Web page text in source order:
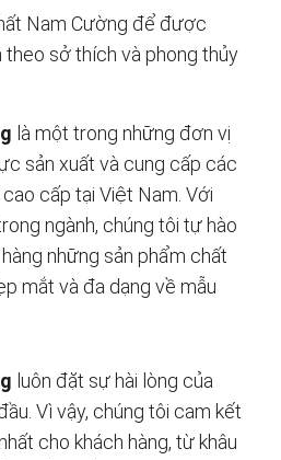
Nam Cường để được
theo sở thích và phong thủy
là một trong những đơn vị
sản xuất và cung cấp các
cấp tại Việt Nam. Với
ngành, chúng tôi tự hào
những sản phẩm chất
mắt và đa dạng về mẫu
luôn đặt sự hài lòng của
Vì vậy, chúng tôi cam kết
cho khách hàng, từ khâu